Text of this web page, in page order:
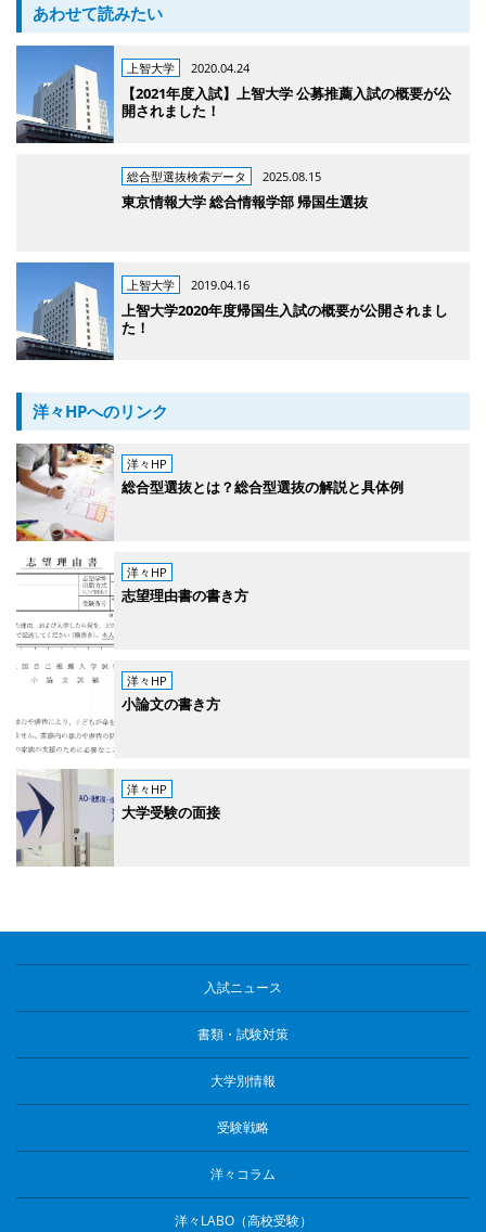
あわせて読みたい
上智大学 2020.04.24
【2021年度入試】上智大学 公募推薦入試の概要が公
開されました！
総合型選抜検索データ 2025.08.15
東京情報大学 総合情報学部 帰国生選抜
上智大学 2019.04.16
上智大学2020年度帰国生入試の概要が公開されまし
た！
洋々HPへのリンク
洋々HP
総合型選抜とは？総合型選抜の解説と具体例
洋々HP
志望理由書の書き方
洋々HP
小論文の書き方
洋々HP
大学受験の面接
入試ニュース
書類・試験対策
大学別情報
受験戦略
洋々コラム
洋々LABO（高校受験）